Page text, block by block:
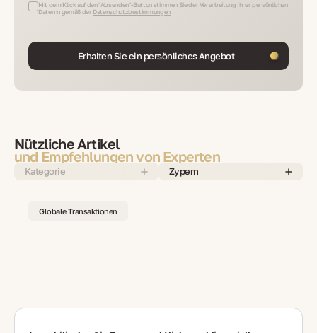
Mit dem Klick auf den "Absenden"-Button stimmen Sie der Verarbeitung Ihrer persönlichen
Daten in gemäß der Datenschutzbestimmungen
Erhalten Sie ein persönliches Angebot
Nützliche Artikel
und Empfehlungen von Experten
Kategorie Zypern
Globale Transaktionen